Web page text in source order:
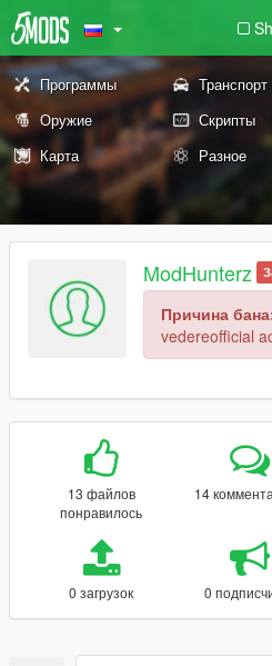
Программы Транспорт
Оружие
Скрипты
Карта
Разное
ModHunterz
Причина
vedereofficial
13 файлов
понравилось
14
0 загрузок 0